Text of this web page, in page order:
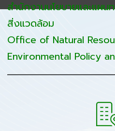
สำนักงานนโยบายและแผน
สิ่งแวดล้อม
Office of Natural
Environmental Policy